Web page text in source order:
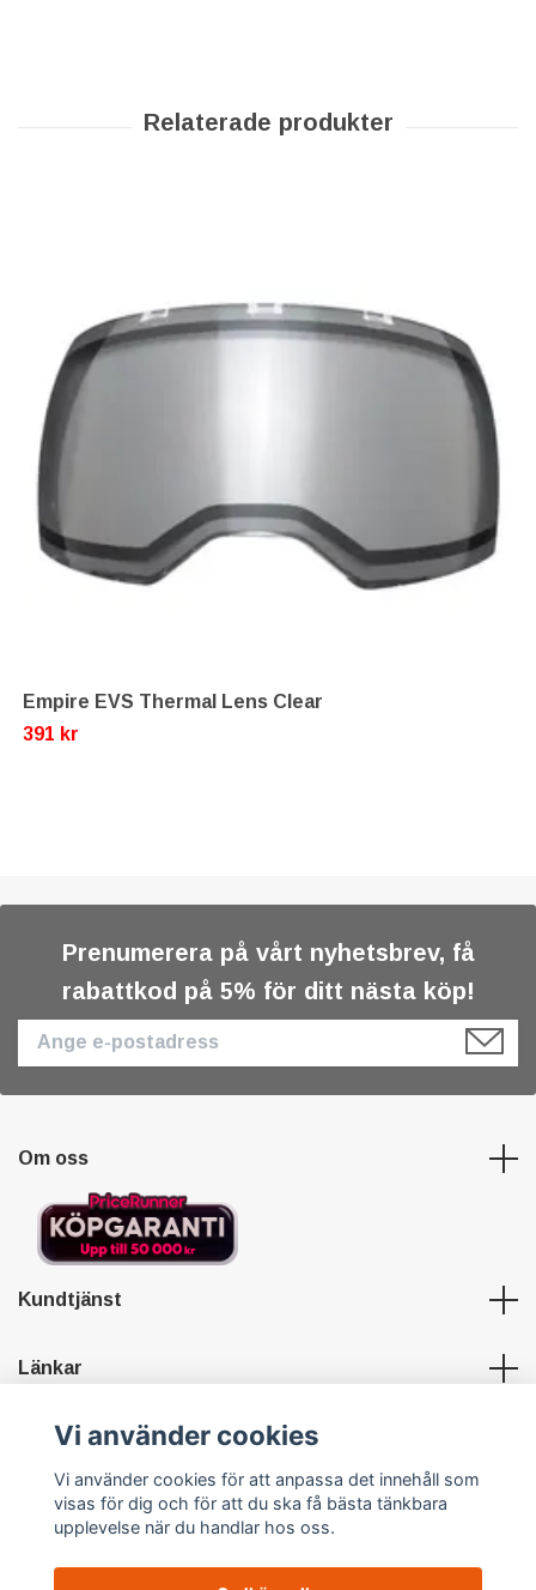
Empire EVS Thermal Lens Clear
391 kr
Prenumerera på vårt nyhetsbrev, få
rabattkod på 5% för ditt nästa köp!
Om oss
Kundtjänst
Länkar
Sociala medier
Vi använder cookies
Vi använder cookies för att anpassa det innehåll som
visas för dig och för att du ska få bästa tänkbara
upplevelse när du handlar hos oss.